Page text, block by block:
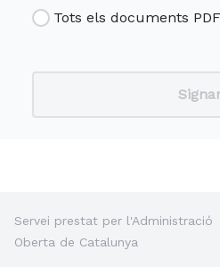
Tots els documents
Servei prestat per l'Administració
Oberta de Catalunya